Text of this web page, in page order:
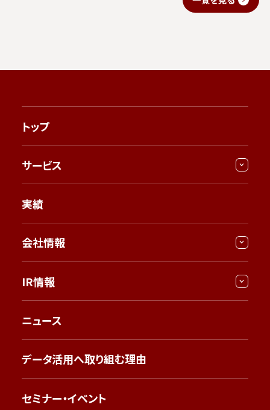
トップ
サービス
実績
会社情報
IR情報
ニュース
データ活用へ取り組む理由
セミナー・イベント